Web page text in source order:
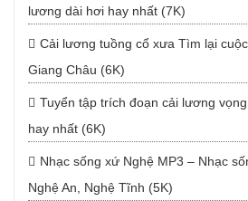
lương dài hơi hay nhất (7K)
Cải lương tuồng cổ xưa Tìm lại
Giang Châu (6K)
Tuyển tập trích đoạn cải lương
hay nhất (6K)
Nhạc sống xứ Nghệ MP3 – Nhạc
Nghệ An, Nghệ Tĩnh (5K)